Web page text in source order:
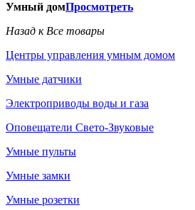
Умный домПросмотреть
Назад к Все товары
Центры управления умным домом
Умные датчики
Электроприводы воды и газа
Оповещатели Свето-Звуковые
Умные пульты
Умные замки
Умные розетки